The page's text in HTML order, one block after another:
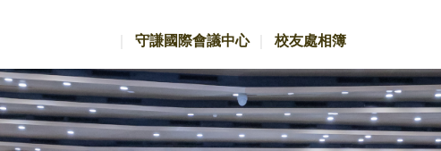
守謙國際會議中心 校友處相簿